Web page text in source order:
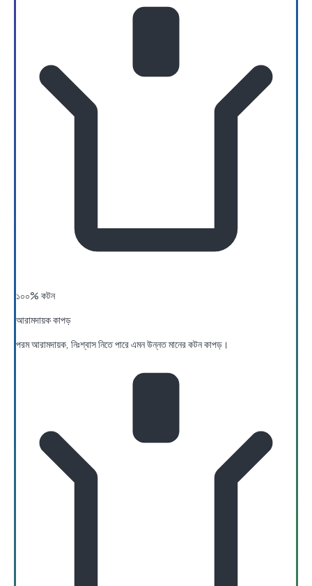
১০০% কটন
আরামদায়ক কাপড়
পরম আরামদায়ক, নিঃশ্বাস নিতে পারে এমন উন্নত মানের কটন কাপড়।